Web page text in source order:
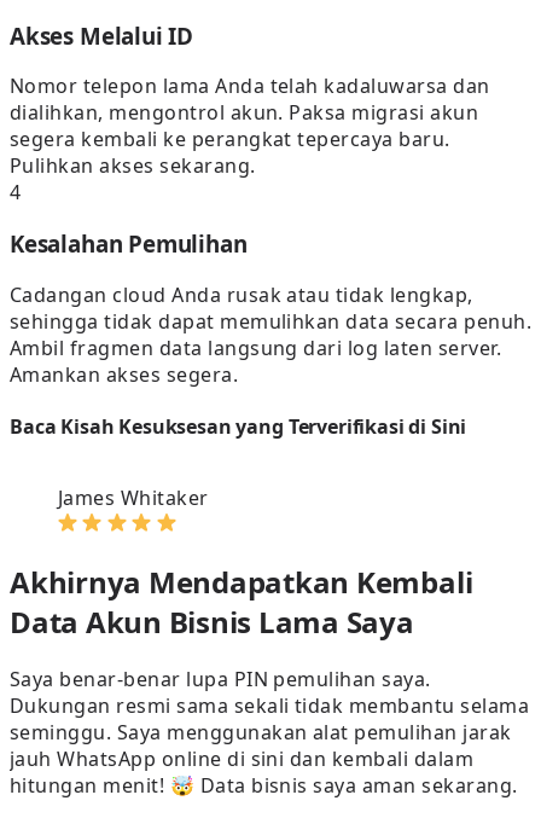
Akses Melalui ID
Nomor telepon lama Anda telah kadaluwarsa dan
dialihkan, mengontrol akun. Paksa migrasi akun
segera kembali ke perangkat tepercaya baru.
Pulihkan akses sekarang.
4
Kesalahan Pemulihan
Cadangan cloud Anda rusak atau tidak lengkap,
sehingga tidak dapat memulihkan data secara penuh.
Ambil fragmen data langsung dari log laten server.
Amankan akses segera.
Baca Kisah Kesuksesan yang Terverifikasi di Sini
James Whitaker
Akhirnya Mendapatkan Kembali
Data Akun Bisnis Lama Saya
Saya benar-benar lupa PIN pemulihan saya.
Dukungan resmi sama sekali tidak membantu selama
seminggu. Saya menggunakan alat pemulihan jarak
jauh WhatsApp online di sini dan kembali dalam
hitungan menit! 🤯 Data bisnis saya aman sekarang.